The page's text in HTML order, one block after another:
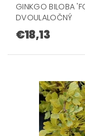
GINKGO BILOBA
DVOULALOČNÝ
€18,13